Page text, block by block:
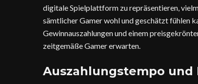
digitale Spielplattform zu repräsentieren,
sämtlicher Gamer wohl und geschätzt fühlen
Gewinnauszahlungen und einem
zeitgemäße Gamer erwarten.
Auszahlungstempo und